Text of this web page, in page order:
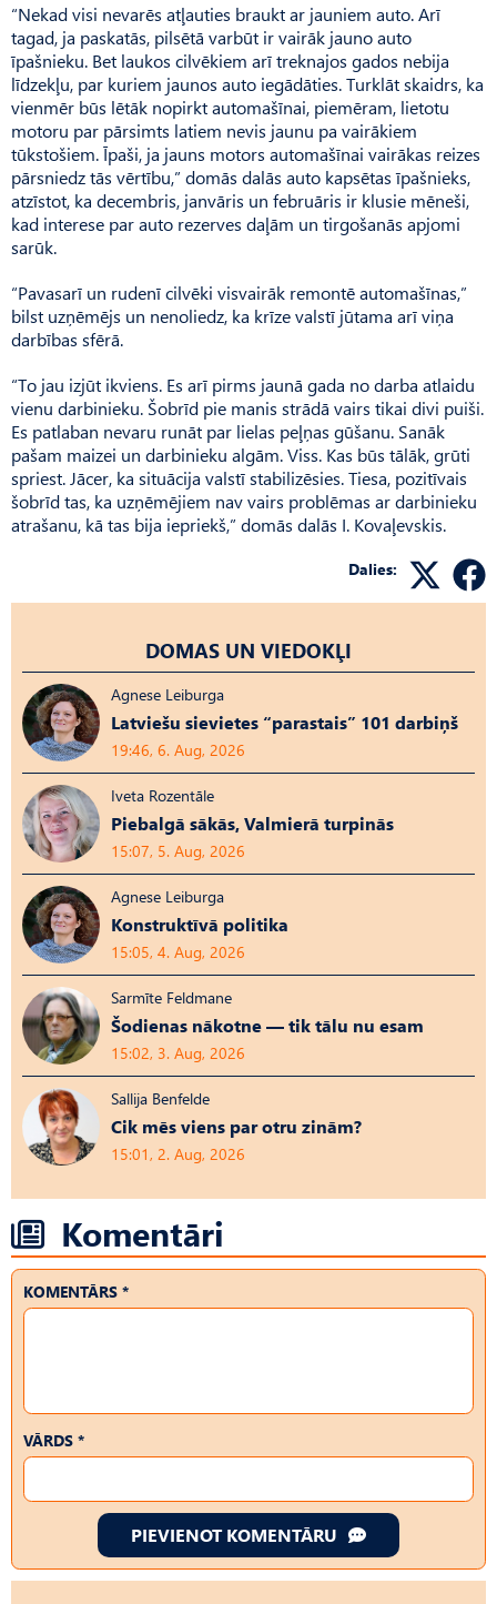
“Nekad visi nevarēs atļauties braukt ar jauniem auto. Arī
tagad, ja paskatās, pilsētā varbūt ir vairāk jauno auto
īpašnieku. Bet laukos cilvēkiem arī treknajos gados nebija
līdzekļu, par kuriem jaunos auto iegādāties. Turklāt skaidrs, ka
vienmēr būs lētāk nopirkt automašīnai, piemēram, lietotu
motoru par pārsimts latiem nevis jaunu pa vairākiem
tūkstošiem. Īpaši, ja jauns motors automašīnai vairākas reizes
pārsniedz tās vērtību,” domās dalās auto kapsētas īpašnieks,
atzīstot, ka decembris, janvāris un februāris ir klusie mēneši,
kad interese par auto rezerves daļām un tirgošanās apjomi
sarūk.
“Pavasarī un rudenī cilvēki visvairāk remontē automašīnas,”
bilst uzņēmējs un nenoliedz, ka krīze valstī jūtama arī viņa
darbības sfērā.
“To jau izjūt ikviens. Es arī pirms jaunā gada no darba atlaidu
vienu darbinieku. Šobrīd pie manis strādā vairs tikai divi puiši.
Es patlaban nevaru runāt par lielas peļņas gūšanu. Sanāk
pašam maizei un darbinieku algām. Viss. Kas būs tālāk, grūti
spriest. Jācer, ka situācija valstī stabilizēsies. Tiesa, pozitīvais
šobrīd tas, ka uzņēmējiem nav vairs problēmas ar darbinieku
atrašanu, kā tas bija iepriekš,” domās dalās I. Kovaļevskis.
Dalies:
DOMAS UN VIEDOKĻI
Agnese Leiburga
Latviešu sievietes “parastais” 101 darbiņš
19:46, 6. Aug, 2026
Iveta Rozentāle
Piebalgā sākās, Valmierā turpinās
15:07, 5. Aug, 2026
Agnese Leiburga
Konstruktīvā politika
15:05, 4. Aug, 2026
Sarmīte Feldmane
Šodienas nākotne — tik tālu nu esam
15:02, 3. Aug, 2026
Sallija Benfelde
Cik mēs viens par otru zinām?
15:01, 2. Aug, 2026
Komentāri
KOMENTĀRS *
VĀRDS *
PIEVIENOT KOMENTĀRU